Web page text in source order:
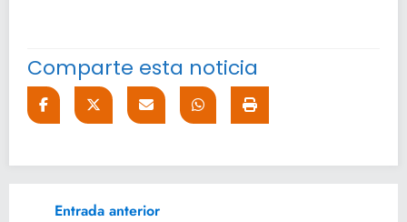
Comparte esta noticia
Entrada anterior